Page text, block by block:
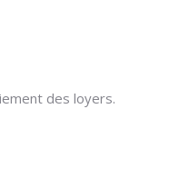
des loyers.